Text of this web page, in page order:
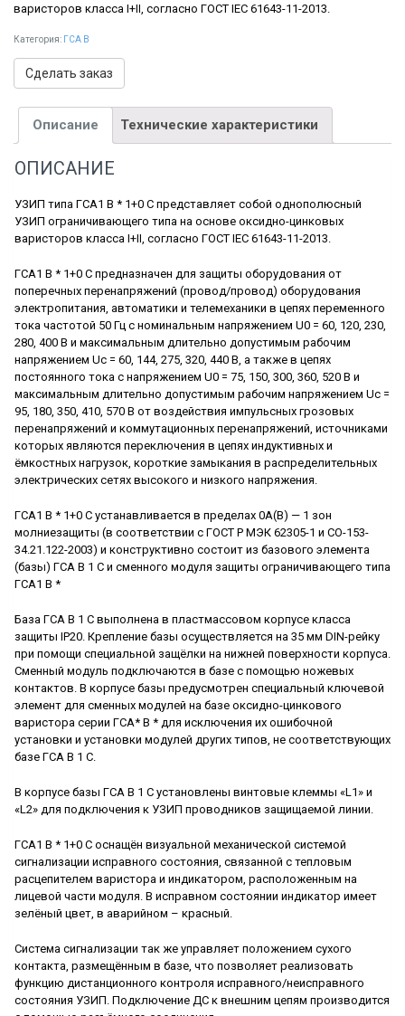
варисторов класса I+II, согласно ГОСТ IEC 61643-11-2013.
Категория: ГСА В
Сделать заказ
Описание Технические характеристики
ОПИСАНИЕ
УЗИП типа ГСА1 В * 1+0 C представляет собой однополюсный
УЗИП ограничивающего типа на основе оксидно-цинковых
варисторов класса I+II, согласно ГОСТ IEC 61643-11-2013.
ГСА1 В * 1+0 С предназначен для защиты оборудования от
поперечных перенапряжений (провод/провод) оборудования
электропитания, автоматики и телемеханики в цепях переменного
тока частотой 50 Гц с номинальным напряжением U0 = 60, 120, 230,
280, 400 В и максимальным длительно допустимым рабочим
напряжением Uc = 60, 144, 275, 320, 440 В, а также в цепях
постоянного тока с напряжением U0 = 75, 150, 300, 360, 520 В и
максимальным длительно допустимым рабочим напряжением Uc =
95, 180, 350, 410, 570 В от воздействия импульсных грозовых
перенапряжений и коммутационных перенапряжений, источниками
которых являются переключения в цепях индуктивных и
ёмкостных нагрузок, короткие замыкания в распределительных
электрических сетях высокого и низкого напряжения.
ГСА1 В * 1+0 C устанавливается в пределах 0А(В) — 1 зон
молниезащиты (в соответствии с ГОСТ Р МЭК 62305-1 и CO-153-
34.21.122-2003) и конструктивно состоит из базового элемента
(базы) ГСА В 1 C и сменного модуля защиты ограничивающего типа
ГСА1 В *
База ГСА В 1 С выполнена в пластмассовом корпусе класса
защиты IP20. Крепление базы осуществляется на 35 мм DIN-рейку
при помощи специальной защёлки на нижней поверхности корпуса.
Сменный модуль подключаются в базе с помощью ножевых
контактов. В корпусе базы предусмотрен специальный ключевой
элемент для сменных модулей на базе оксидно-цинкового
варистора серии ГСА* В * для исключения их ошибочной
установки и установки модулей других типов, не соответствующих
базе ГСА В 1 С.
В корпусе базы ГСА В 1 С установлены винтовые клеммы «L1» и
«L2» для подключения к УЗИП проводников защищаемой линии.
ГСА1 В * 1+0 C оснащён визуальной механической системой
сигнализации исправного состояния, связанной с тепловым
расцепителем варистора и индикатором, расположенным на
лицевой части модуля. В исправном состоянии индикатор имеет
зелёный цвет, в аварийном – красный.
Система сигнализации так же управляет положением сухого
контакта, размещённым в базе, что позволяет реализовать
функцию дистанционного контроля исправного/неисправного
состояния УЗИП. Подключение ДС к внешним цепям производится